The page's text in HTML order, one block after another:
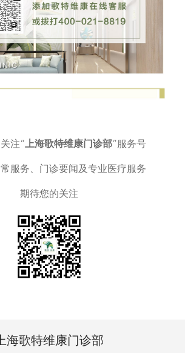
注“上海歌特维康门诊部”服务号
常服务、门诊要闻及专业医疗服务
期待您的关注
海歌特维康门诊部